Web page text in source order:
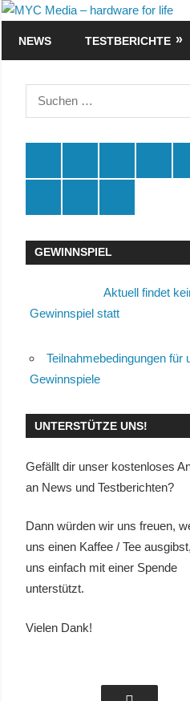
Zum
–
NEWS TESTBERICHTE
Suchen
nach:
GEWINNSPIEL
Aktuell findet
Gewinnspiel statt
Teilnahmebedingungen für
Gewinnspiele
UNTERSTÜTZE UNS!
Gefällt dir unser kostenloses
an News und Testberichten?
Dann würden wir uns freuen,
uns einen Kaffee / Tee
uns einfach mit einer Spende
unterstützt.
Vielen Dank!